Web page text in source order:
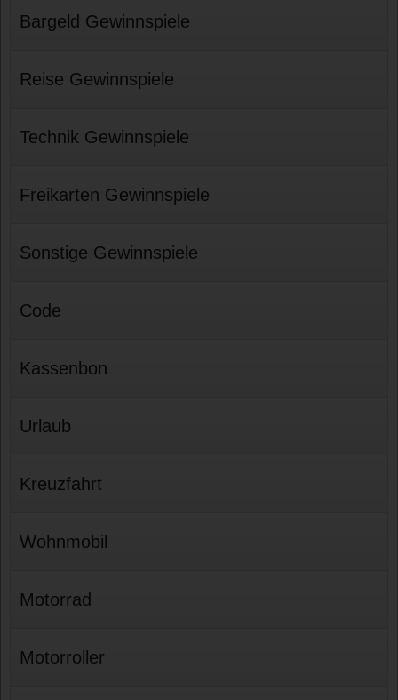
Bargeld Gewinnspiele
Reise Gewinnspiele
Technik Gewinnspiele
Freikarten Gewinnspiele
Sonstige Gewinnspiele
Code
Kassenbon
Urlaub
Kreuzfahrt
Wohnmobil
Motorrad
Motorroller